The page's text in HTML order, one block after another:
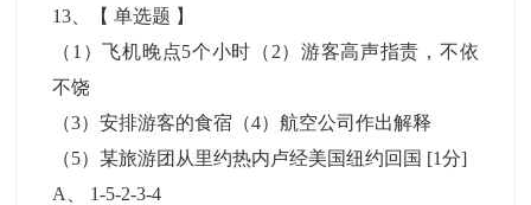
13 、【单选题 】
（1）飞机晚点5个小时（2）游客高声指责，不依
不饶
（3）安排游客的食宿（4）航空公司作出解释
（5）某旅游团从里约热内卢经美国纽约回国 [1分]
A
1-5-2-3-4